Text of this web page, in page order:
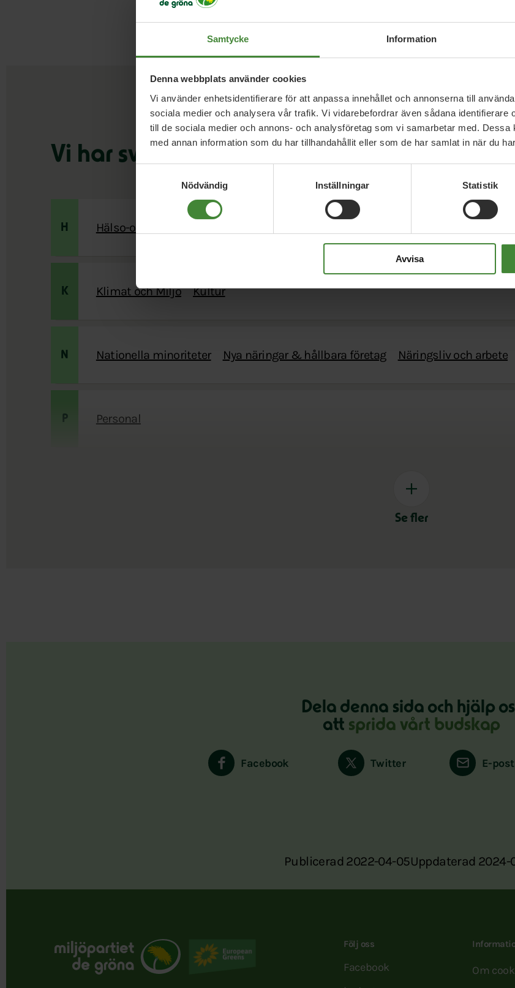
Samtycke Information
Denna webbplats använder cookies
Vi använder enhetsidentifierare för att anpassa innehållet och annonserna till
sociala medier och analysera vår trafik. Vi vidarebefordrar även sådana identifierare
till de sociala medier och annons- och analysföretag som vi samarbetar med.
med annan information som du har tillhandahållit eller som de har samlat in när du
Nödvändig
Inställningar Statistik
Avvisa
Vi har svaren
H Hälso-och sjukvård
K Klimat och Miljö Kultur
N Nationella minoriteter Nya näringar & hållbara företag Näringsliv och arbete
P Personal
Se fler
Dela denna sida och hjälp
att sprida vårt budskap
Facebook Twitter E-post
Publicerad 2022-04-05Uppdaterad 2024-
Följ oss
Facebook
Om